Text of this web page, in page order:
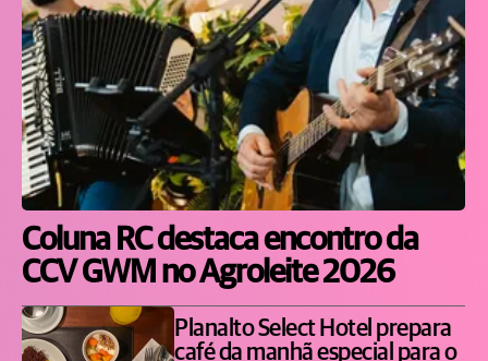
Coluna RC destaca encontro da
CCV GWM no Agroleite 2026
Planalto Select Hotel prepara
café da manhã especial para o